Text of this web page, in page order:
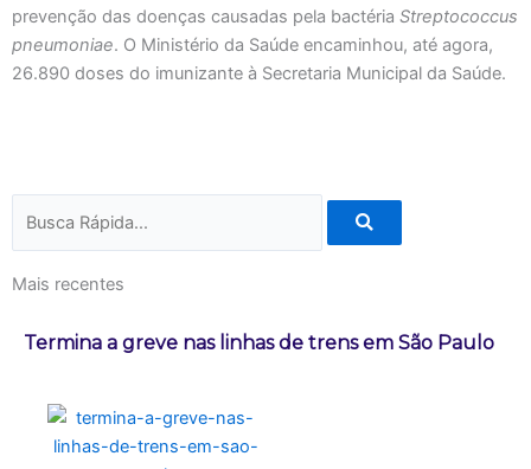
prevenção das doenças causadas pela bactéria Streptococcus
pneumoniae. O Ministério da Saúde encaminhou, até agora,
26.890 doses do imunizante à Secretaria Municipal da Saúde.
Mais recentes
Termina a greve nas linhas de trens em São Paulo